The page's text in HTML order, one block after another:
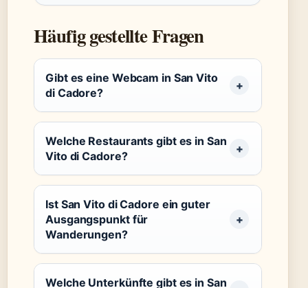
Häufig gestellte Fragen
Gibt es eine Webcam in San Vito
di Cadore?
Welche Restaurants gibt es in San
Vito di Cadore?
Ist San Vito di Cadore ein guter
Ausgangspunkt für
Wanderungen?
Welche Unterkünfte gibt es in San